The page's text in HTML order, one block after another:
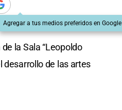
Agregar a tus medios preferidos en Google
la Sala “Leopoldo
desarrollo de las artes